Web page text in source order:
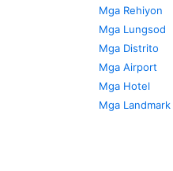
Mga Rehiyon
Mga Lungsod
Mga Distrito
Mga Airport
Mga Hotel
Mga Landmark